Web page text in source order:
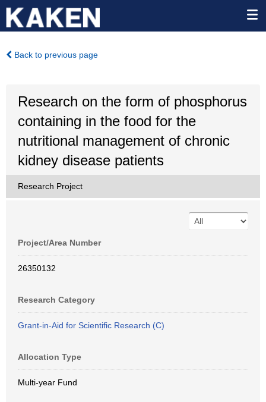
Back to previous page
Research on the form of phosphorus
containing in the food for the
nutritional management of chronic
kidney disease patients
Research Project
Project/Area Number
26350132
Research Category
Grant-in-Aid for Scientific Research (C)
Allocation Type
Multi-year Fund